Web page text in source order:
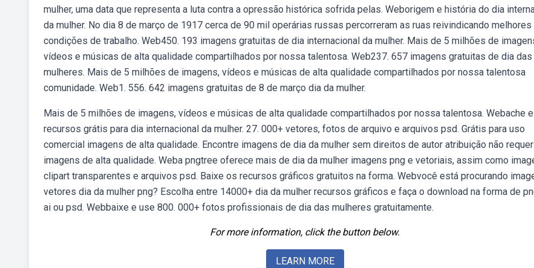
mulher, uma data que representa a luta contra a opressão histórica sofrida pelas. Weborigem e história do dia
da mulher. No dia 8 de março de 1917 cerca de 90 mil operárias russas percorreram as ruas reivindicando melhores
condições de trabalho. Web450. 193 imagens gratuitas de dia internacional da mulher. Mais de 5 milhões de
vídeos e músicas de alta qualidade compartilhados por nossa talentosa. Web237. 657 imagens gratuitas de dia das
mulheres. Mais de 5 milhões de imagens, vídeos e músicas de alta qualidade compartilhados por nossa talentosa
comunidade. Web1. 556. 642 imagens gratuitas de 8 de março dia da mulher.
Mais de 5 milhões de imagens, vídeos e músicas de alta qualidade compartilhados por nossa talentosa. Webache
recursos grátis para dia internacional da mulher. 27. 000+ vetores, fotos de arquivo e arquivos psd. Grátis para uso
comercial imagens de alta qualidade. Encontre imagens de dia da mulher sem direitos de autor atribuição não
imagens de alta qualidade. Weba pngtree oferece mais de dia da mulher imagens png e vetoriais, assim como
clipart transparentes e arquivos psd. Baixe os recursos gráficos gratuitos na forma. Webvocê está procurando
vetores dia da mulher png? Escolha entre 14000+ dia da mulher recursos gráficos e faça o download na forma de
ai ou psd. Webbaixe e use 800. 000+ fotos profissionais de dia das mulheres gratuitamente.
For more information, click the button below.
LEARN MORE